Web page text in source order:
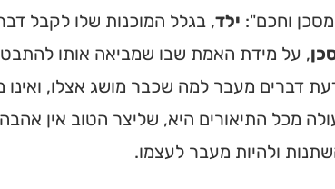
וחכם": ילד, בגלל המוכנות שלו לקבל
, על מידת האמת שבו שמביאה אותו
דברים מעבר למה שכבר מושג אצלו, ואינו
מכל התיאורים היא, שליצר הטוב אין
ולהיות מעבר לעצמו.